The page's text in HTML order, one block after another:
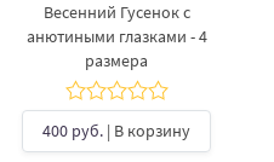
Весенний Гусенок с
анютиными глазками - 4
размера
400 руб. | В корзину